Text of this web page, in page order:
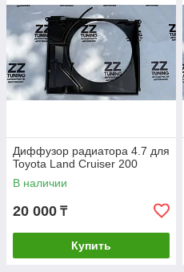
Диффузор радиатора 4.7 для
Toyota Land Cruiser 200
В наличии
20 000 ₸
Купить